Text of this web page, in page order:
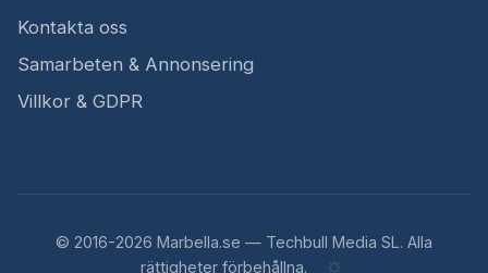
Kontakta oss
Samarbeten & Annonsering
Villkor & GDPR
© 2016-2026 Marbella.se — Techbull Media SL. Alla
rättigheter förbehållna.